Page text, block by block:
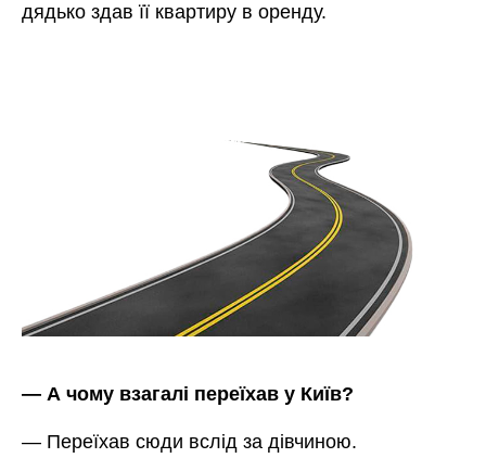
дядько здав її квартиру в оренду.
— А чому взагалі переїхав у Київ?
— Переїхав сюди вслід за дівчиною.